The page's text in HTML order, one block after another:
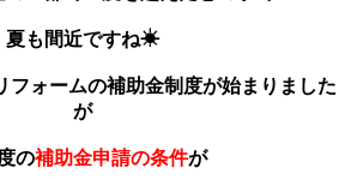
夏も間近ですね☀
フォームの補助金制度が始まりました
が
の補助金申請の条件が